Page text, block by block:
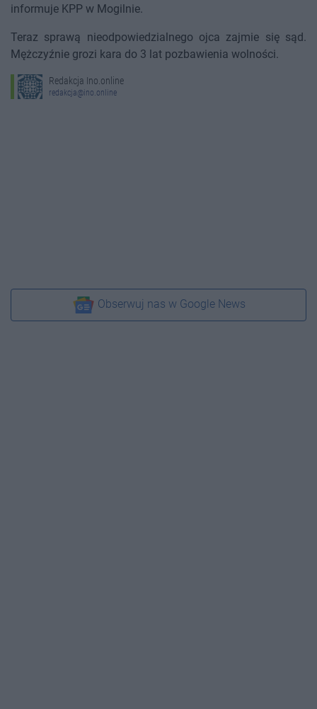
informuje KPP w Mogilnie.
Teraz sprawą nieodpowiedzialnego ojca zajmie się sąd.
Mężczyźnie grozi kara do 3 lat pozbawienia wolności.
Redakcja Ino.online
redakcja@ino.online
Obserwuj nas w Google News